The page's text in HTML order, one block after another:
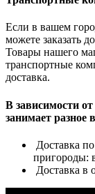
Если в вашем
можете заказать
Товары нашего
транспортные
доставка.
В зависимости
занимает разное
Доставка
пригороды:
Доставка в